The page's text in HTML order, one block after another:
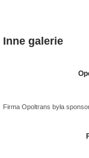
Inne galerie
Firma Opoltrans była